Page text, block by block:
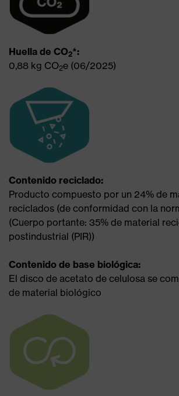
Huella de CO2*:
0,88 kg CO2e (06/2025)
Contenido reciclado:
Producto compuesto por un 24% de
reciclados (de conformidad con la
(Cuerpo portante: 35% de material
postindustrial (PIR))
Contenido de base biológica:
El disco de acetato de celulosa se
de material biológico